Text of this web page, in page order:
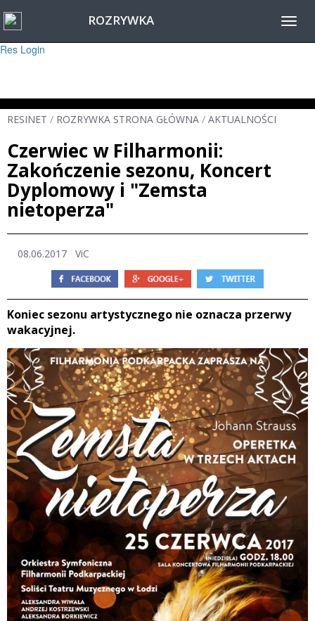
Warning
: session_start(): Failed to read session data: user (path: ) in
Res Login
ROZRYWKA
RESINET / ROZRYWKA STRONA GŁÓWNA / AKTUALNOŚCI
Czerwiec w Filharmonii:
Zakończenie sezonu, Koncert
Dyplomowy i "Zemsta
nietoperza"
08.06.2017 ViC
Koniec sezonu artystycznego nie oznacza przerwy
wakacyjnej.